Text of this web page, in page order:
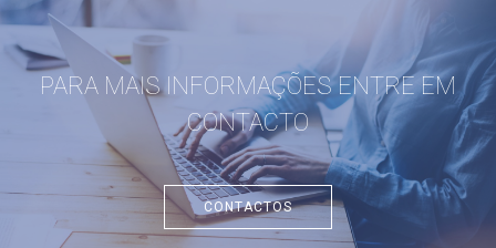
PARA MAIS INFORMAÇÕES ENTRE EM
CONTACTO
CONTACTOS